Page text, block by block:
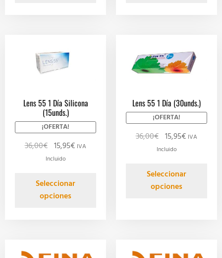
Lens 55 1 Día Silicona
(15unds.)
¡OFERTA!
36,00€ 15,95€ IVA
Incluido
Seleccionar
opciones
Lens 55 1 Día (30unds.)
¡OFERTA!
36,00€ 15,95€ IVA
Incluido
Seleccionar
opciones